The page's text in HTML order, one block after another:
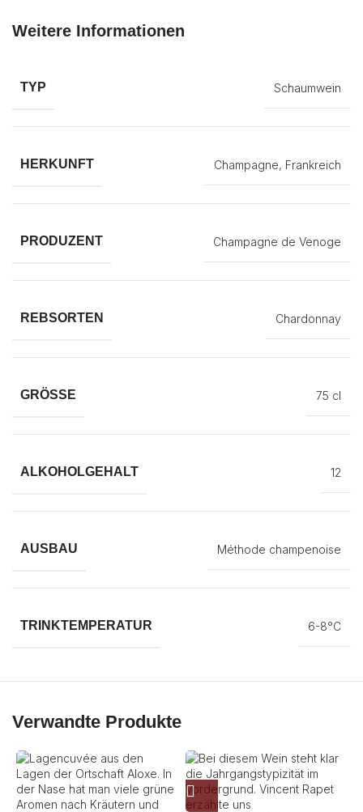
Weitere Informationen
TYP Schaumwein
HERKUNFT Champagne, Frankreich
PRODUZENT Champagne de Venoge
REBSORTEN Chardonnay
GRÖSSE 75 cl
ALKOHOLGEHALT 12
AUSBAU Méthode champenoise
TRINKTEMPERATUR 6-8°C
Verwandte Produkte